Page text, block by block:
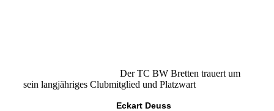
Der TC BW Bretten trauert um
sein langjähriges Clubmitglied und Platzwart
Eckart Deuss